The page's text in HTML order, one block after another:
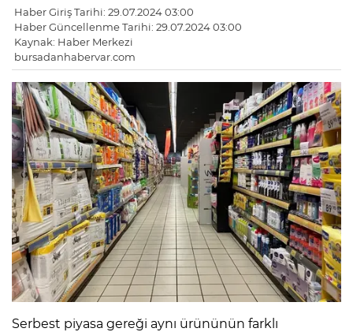
Haber Giriş Tarihi: 29.07.2024 03:00
Haber Güncellenme Tarihi: 29.07.2024 03:00
Kaynak: Haber Merkezi
bursadanhabervar.com
Serbest piyasa gereği aynı ürününün farklı